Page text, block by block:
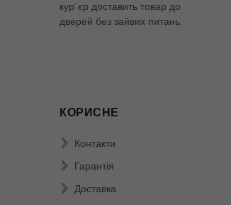
кур`єр доставить товар до
дверей без зайвих питань.
КОРИСНЕ
Контакти
Гарантія
Доставка